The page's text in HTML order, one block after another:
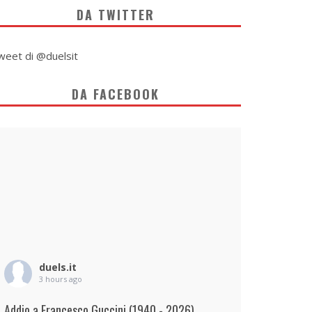
DA TWITTER
di @duelsit
DA FACEBOOK
duels.it
3 hours ago